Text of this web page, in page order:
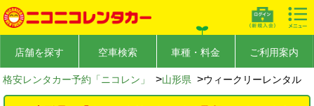
店舗を探す 空車検索 車種・料金 ご利用案内
格安レンタカー予約「ニコレン」 >山形県 >ウィークリーレンタル